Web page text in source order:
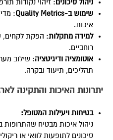
ניהול סיכונים: זיהוי נקודות
שימוש ב-Quality Metrics
:
איכות.
למידה מתקלות: הפקת לקחים,
רוחביים.
אוטומציה ודיגיטציה: שילוב
תהליכים, תיעוד ובקרה.
יתרונות האיכות והתקינה
בטיחות ויעילות המטופל:
ניהול איכות מבטיח שהתרופות
סיכונים לתופעות לוואי או